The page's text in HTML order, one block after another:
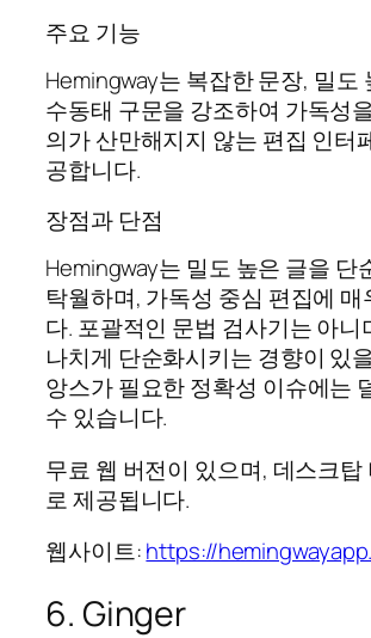
주요 기능
Hemingway는 복잡한 문장, 밀도
수동태 구문을 강조하여 가독성
의가 산만해지지 않는 편집 인터
공합니다.
장점과 단점
Hemingway는 밀도 높은 글을 단
탁월하며, 가독성 중심 편집에 매
다. 포괄적인 문법 검사기는 아니
나치게 단순화시키는 경향이 있
앙스가 필요한 정확성 이슈에는
수 있습니다.
무료 웹 버전이 있으며, 데스크탑
로 제공됩니다.
웹사이트:https://
6. Ginger